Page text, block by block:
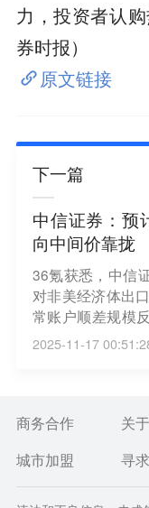
力，投资者认
券时报）
原文链接
下一篇
中信证券：预
向中间价靠拢
36氪获悉，中信
对非美经济体出
常账户顺差规模
间的环比下降，
证券账户资本流
规模流出。美联
回落，或导致经
策张弛有度，预
2025-11-17
商务合作 关
城市加盟
寻